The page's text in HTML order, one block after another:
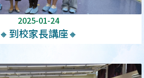
2025-01-24
🔸到校家長講座🔸